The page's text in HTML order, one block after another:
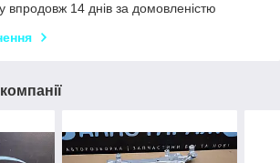
впродовж 14 днів за домовленістю